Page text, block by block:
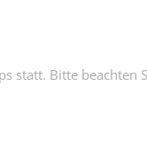
statt. Bitte beachten